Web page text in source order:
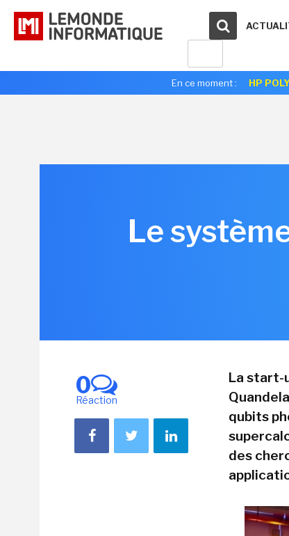
En ce moment : HP POLY
Le
0
Réaction
La start-
qubits
des